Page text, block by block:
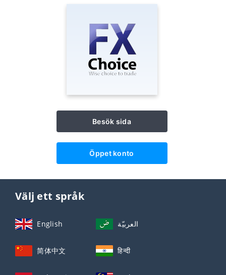
Besök sida
Öppet konto
Välj ett språk
English العربيّة
简体中文 हिन्दी